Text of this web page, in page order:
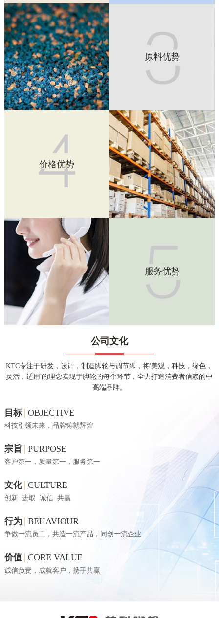
原料优势
原料优势
KTC轮子材质为超级聚氨酯，PA6，浇铸尼龙等多种材质，适
用于各种不同的环境进行选择。架壳、底板、脚轮座均采用级
进模一次成型技术，效率高、负载高、强度高、耐冲击，在承
载、静压、行走、撞击实验中均能达到欧规标准和国家标准，
盐雾实验达到了国家6级标准。
价格优势
价格优势
我公司采用国际先进的销售模式，节省了中间环节，使产品直
接面向消费者，省下的销售费用，直接让利于消费者，使价格
达到同行业同档次产品较低水平。同时也减少了假冒伪劣的产
服务优势
服务优势
公司本着以科技求生存，以诚信求发展，以质量铸品牌，以服
务拓市场的理念，完美为客户服务，只要客户有任何质量问
题，只要有需求，一个电话，我公司及时解决。
公司文化
KTC专注于研发，设计，制造脚轮与调节脚，将'美观，科技，绿色，
灵活，适用'的理念实现于脚轮的每个环节，全力打造消费者信赖的中
高端品牌。
目标 | OBJECTIVE
科技引领未来，品牌铸就辉煌
宗旨 | PURPOSE
客户第一，质量第一，服务第一
文化 | CULTURE
创新 进取 诚信 共赢
行为 | BEHAVIOUR
争做一流员工，共造一流产品，同创一流企业
价值 | CORE VALUE
诚信负责，成就客户，携手共赢